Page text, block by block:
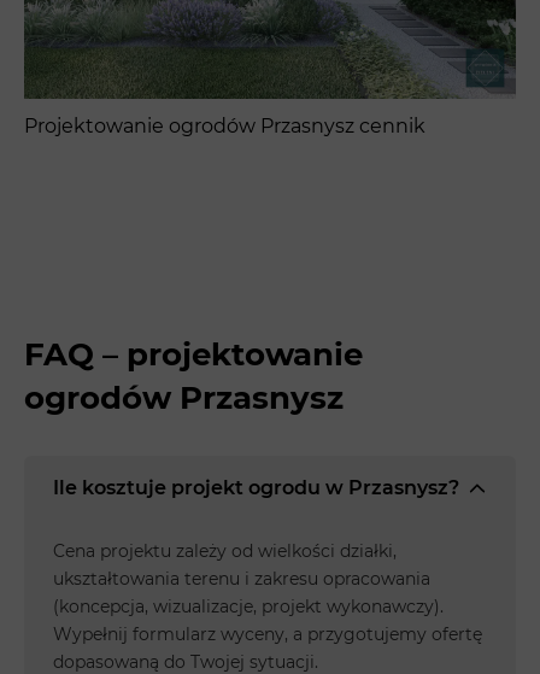
Projektowanie ogrodów Przasnysz cennik
FAQ – projektowanie
ogrodów Przasnysz
Ile kosztuje projekt ogrodu w Przasnysz?
Cena projektu zależy od wielkości działki,
ukształtowania terenu i zakresu opracowania
(koncepcja, wizualizacje, projekt wykonawczy).
Wypełnij formularz wyceny, a przygotujemy ofertę
dopasowaną do Twojej sytuacji.